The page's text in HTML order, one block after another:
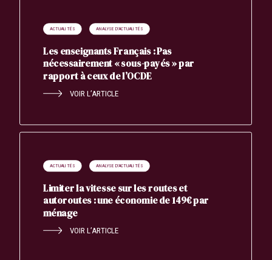
ACTUALITÉS ANALYSE D'ACTUALITÉS
Les enseignants Français : Pas
nécessairement « sous-payés » par
rapport à ceux de l’OCDE
VOIR L’ARTICLE
ACTUALITÉS ANALYSE D'ACTUALITÉS
Limiter la vitesse sur les routes et
autoroutes : une économie de 149€ par
ménage
VOIR L’ARTICLE